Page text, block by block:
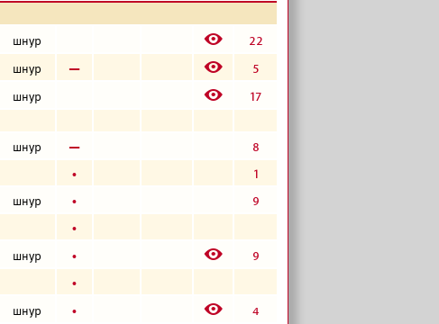
шнур E 22
шнур в E 5
шнур E 17
шнур в 8
б 1
шнур б 9
б
шнур б E 9
б
шнур б E 4